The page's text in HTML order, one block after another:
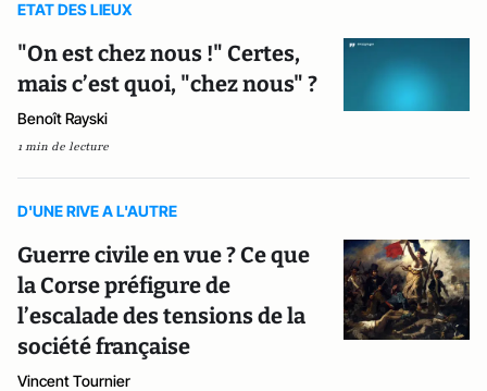
ETAT DES LIEUX
"On est chez nous !" Certes,
mais c’est quoi, "chez nous" ?
Benoît Rayski
1 min de lecture
D'UNE RIVE A L'AUTRE
Guerre civile en vue ? Ce que
la Corse préfigure de
l’escalade des tensions de la
société française
Vincent Tournier